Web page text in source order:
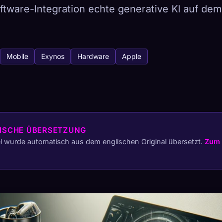
Integration echte generative KI auf
Mobile Exynos Hardware Apple
ÜBERSETZUNG
wurde automatisch aus dem englischen Original übersetzt.
SELTENSTE
-